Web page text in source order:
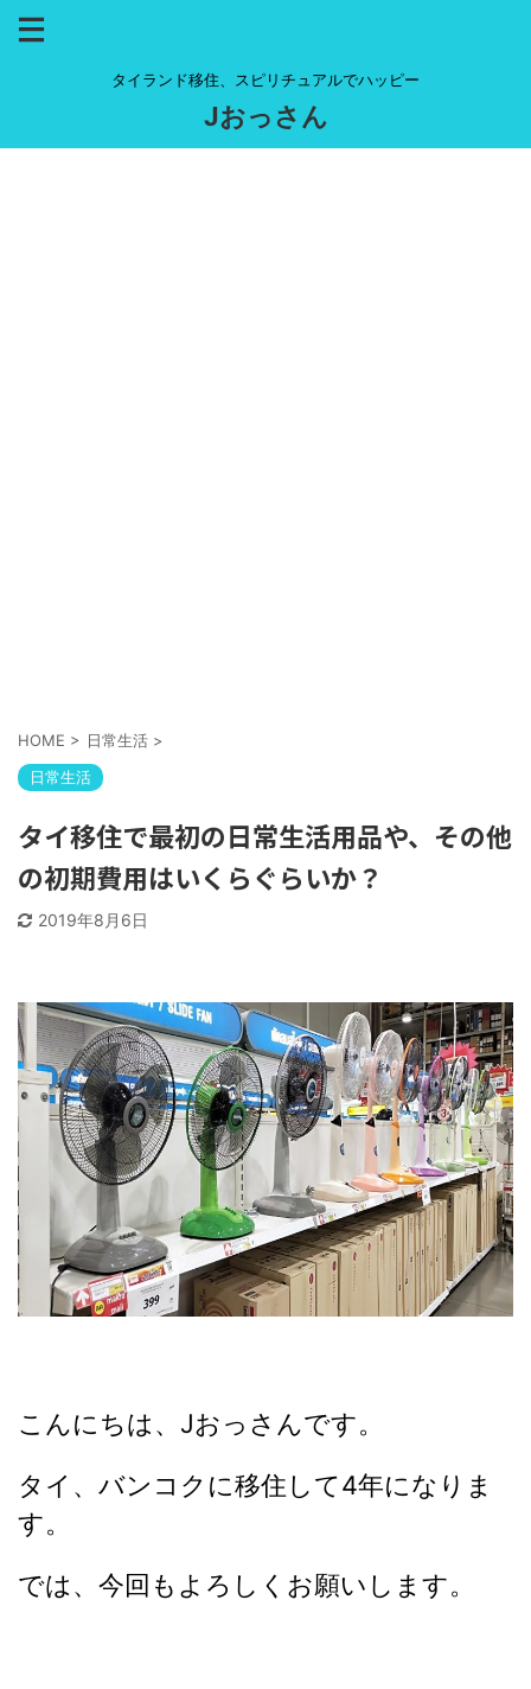
タイランド移住、スピリチュアルでハッピー
Jおっさん
HOME > 日常生活 >
日常生活
タイ移住で最初の日常生活用品や、その他
の初期費用はいくらぐらいか？
2019年8月6日
こんにちは、Jおっさんです。
タイ、バンコクに移住して4年になりま
す。
では、今回もよろしくお願いします。